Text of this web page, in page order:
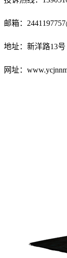
邮箱：
地址： 新洋路13号
网址：